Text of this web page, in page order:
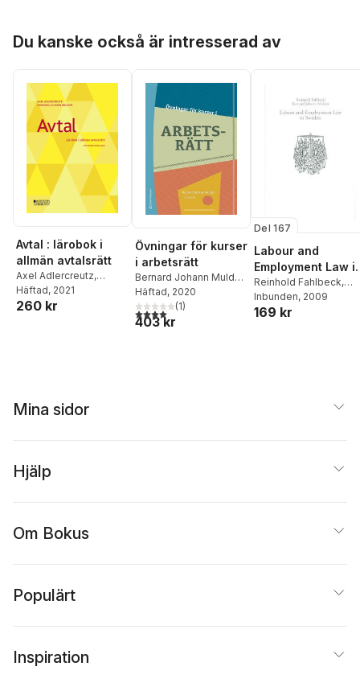
Du kanske också är intresserad av
Avtal : lärobok i
allmän avtalsrätt
Axel Adlercreutz,
Bernard Johann Mulder
Häftad, 2021
260 kr
Övningar för kurser
i arbetsrätt
Bernard Johann Mulder
Carina Funck
Inghammar
Nyström
Häftad, 2020
4,0utav 5 stjärnor. Totalt antal röster:
(1)
403 kr
Del 167
Labour and
Employment Law
Sweden
Reinhold Fahlbeck,
Bernard Johann
Inbunden, 2009
169 kr
Mina sidor
Hjälp
Om Bokus
Populärt
Inspiration